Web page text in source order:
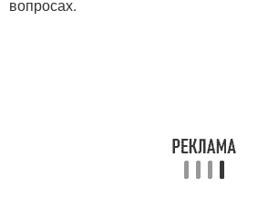
вопросах.